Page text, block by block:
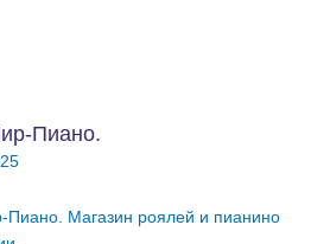
Пиано.